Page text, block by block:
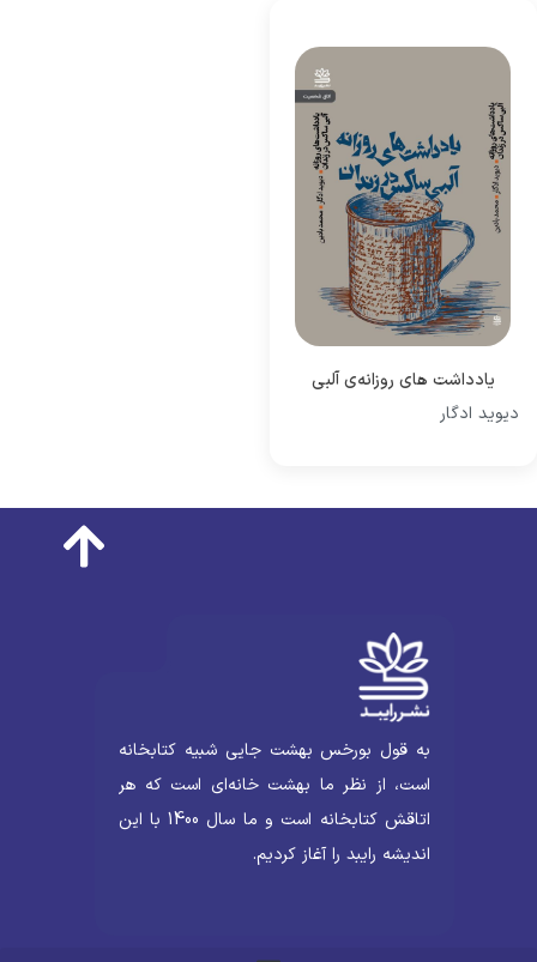
یادداشت های روزانه‌ی آلبی
ساکس در زنداندیوید ادگار
به قول بورخس بهشت جایی شبیه کتابخانه
است، از نظر ما بهشت خانه‌ای است که هر
اتاقش کتابخانه است و ما سال 1400 با این
اندیشه رایبد را آغاز کردیم.